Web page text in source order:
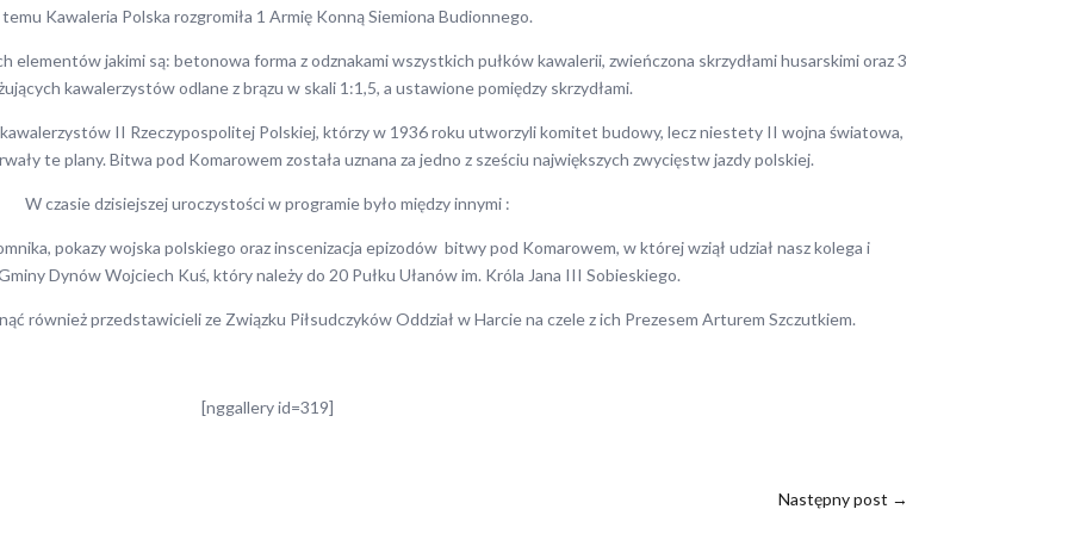
temu Kawaleria Polska rozgromiła 1 Armię Konną Siemiona Budionnego.
elementów jakimi są: betonowa forma z odznakami wszystkich pułków kawalerii, zwieńczona skrzydłami husarskimi oraz 3
kawalerzystów odlane z brązu w skali 1:1,5, a ustawione pomiędzy skrzydłami.
II Rzeczypospolitej Polskiej, którzy w 1936 roku utworzyli komitet budowy, lecz niestety II wojna światowa,
te plany. Bitwa pod Komarowem została uznana za jedno z sześciu największych zwycięstw jazdy polskiej.
W czasie dzisiejszej uroczystości w programie było między innymi :
pokazy wojska polskiego oraz inscenizacja epizodów bitwy pod Komarowem, w której wziął udział nasz kolega i
Dynów Wojciech Kuś, który należy do 20 Pułku Ułanów im. Króla Jana III Sobieskiego.
również przedstawicieli ze Związku Piłsudczyków Oddział w Harcie na czele z ich Prezesem Arturem Szczutkiem.
[nggallery id=319]
Następny post →